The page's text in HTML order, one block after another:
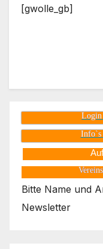
[gwolle_gb]
Login
Info`s
Bitte Name und
Newsletter